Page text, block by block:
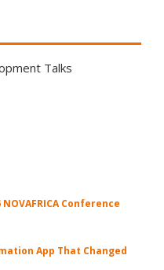
Talks
Conference
App That Changed